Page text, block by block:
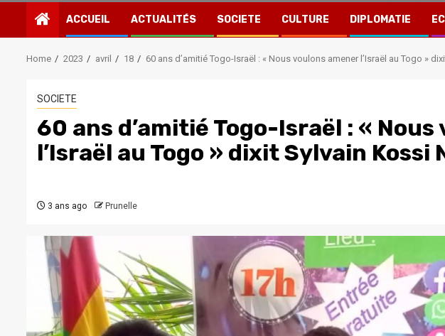
ACCUEIL ACTUALITÉS SOCIETE CULTURE DIPLOMATIE
Home 2023 avril 18 60 ans d’amitié Togo-Israël : « Nous voulons amener l’Israël au Togo »
SOCIETE
60 ans d’amitié Togo-Israël : «
l’Israël au Togo » dixit Sylvain Kossi
3 ans ago Prunelle